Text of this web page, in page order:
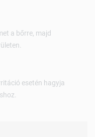
a bőrre, majd
esetén hagyja